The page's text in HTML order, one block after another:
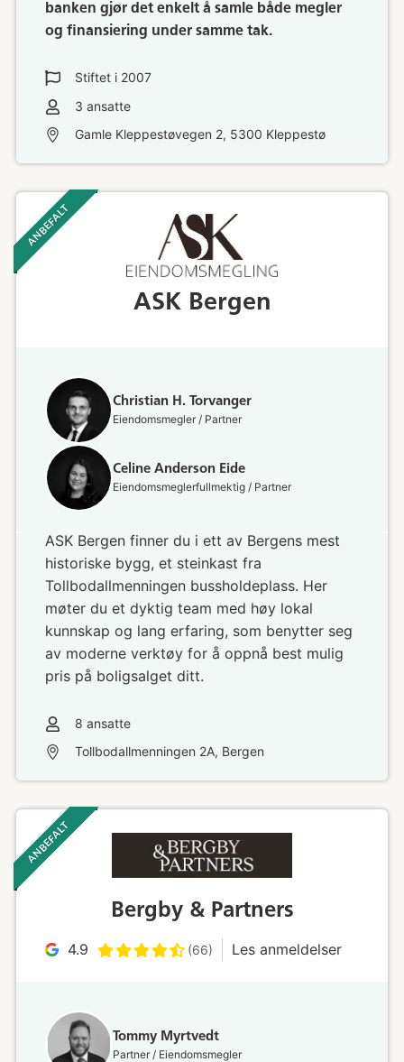
banken gjør det enkelt å samle både megler
og finansiering under samme tak.
Stiftet i 2007
3 ansatte
Gamle Kleppestøvegen 2, 5300 Kleppestø
ANBEFALT ‎ ‎ ‎
ASK Bergen
Christian H. Torvanger
Eiendomsmegler / Partner
Celine Anderson Eide
Eiendomsmeglerfullmektig / Partner
ASK Bergen finner du i ett av Bergens mest
historiske bygg, et steinkast fra
Tollbodallmenningen bussholdeplass. Her
møter du et dyktig team med høy lokal
kunnskap og lang erfaring, som benytter seg
av moderne verktøy for å oppnå best mulig
pris på boligsalget ditt.
8 ansatte
Tollbodallmenningen 2A, Bergen
ANBEFALT ‎ ‎ ‎
Bergby & Partners
4.9 (66) Les anmeldelser
Tommy Myrtvedt
Partner / Eiendomsmegler